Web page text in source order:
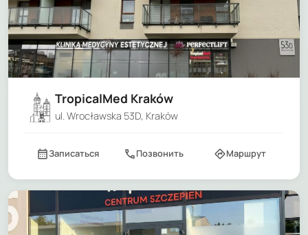
TropicalMed Kraków
ul. Wrocławska 53D, Kraków
calendar_monthЗаписаться callПозвонить directionsМаршрут